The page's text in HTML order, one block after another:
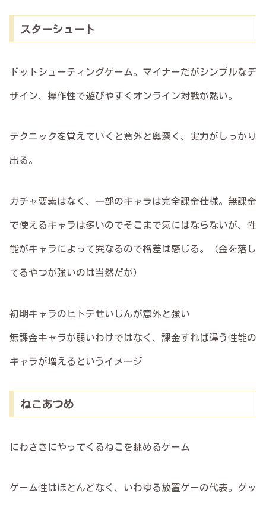
スターシュート
ドットシューティングゲーム。マイナーだがシンプルなデ
ザイン、操作性で遊びやすくオンライン対戦が熱い。
テクニックを覚えていくと意外と奥深く、実力がしっかり
出る。
ガチャ要素はなく、一部のキャラは完全課金仕様。無課金
で使えるキャラは多いのでそこまで気にはならないが、性
能がキャラによって異なるので格差は感じる。（金を落し
てるやつが強いのは当然だが）
初期キャラのヒトデせいじんが意外と強い
無課金キャラが弱いわけではなく、課金すれば違う性能の
キャラが増えるというイメージ
ねこあつめ
にわさきにやってくるねこを眺めるゲーム
ゲーム性はほとんどなく、いわゆる放置ゲーの代表。グッ